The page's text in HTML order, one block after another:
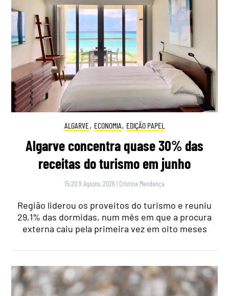
ALGARVE, ECONOMIA, EDIÇÃO PAPEL
Algarve concentra quase 30% das
receitas do turismo em junho
15:20 9 Agosto, 2026 | Cristina Mendonça
Região liderou os proveitos do turismo e reuniu
29,1% das dormidas, num mês em que a procura
externa caiu pela primeira vez em oito meses